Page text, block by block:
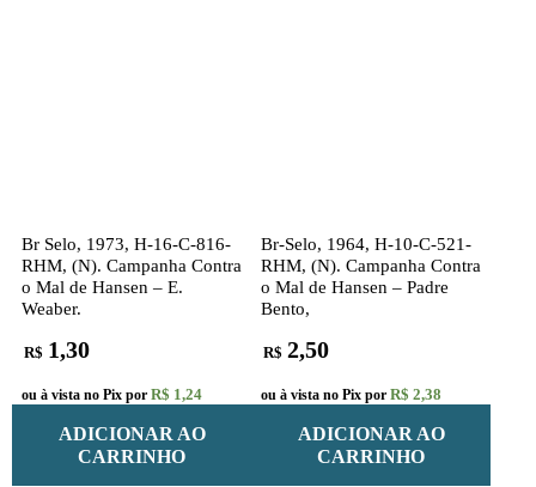
Br Selo, 1973, H-16-C-816-
RHM, (N). Campanha Contra
o Mal de Hansen – E.
Weaber.
R$ 1,30
ou à vista no Pix por R$ 1,24
ADICIONAR AO
CARRINHO
Br-Selo, 1964, H-10-C-521-
RHM, (N). Campanha Contra
o Mal de Hansen – Padre
Bento,
R$ 2,50
ou à vista no Pix por R$ 2,38
ADICIONAR AO
CARRINHO